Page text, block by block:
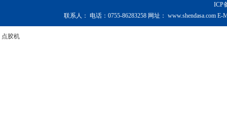
ICP
联系人： 电话： 0755-86283258 网址： www.shendasa.com E-
点胶机